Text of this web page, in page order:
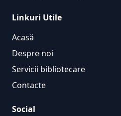
Linkuri Utile
Acasă
Despre noi
Servicii bibliotecare
Contacte
Social